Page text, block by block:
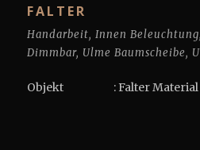
FALTER
Handarbeit, Innen Beleuchtung,
Dimmbar, Ulme Baumscheibe,
Objekt : Falter